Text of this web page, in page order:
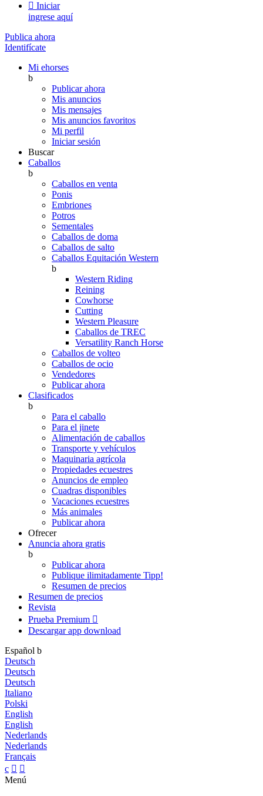
 Iniciar
ingrese aquí
Publica ahora
Identifícate
Mi ehorses
b
Publicar ahora
Mis anuncios
Mis mensajes
Mis anuncios favoritos
Mi perfil
Iniciar sesión
Buscar
Caballos
b
Caballos en venta
Ponis
Embriones
Potros
Sementales
Caballos de doma
Caballos de salto
Caballos Equitación Western
b
Western Riding
Reining
Cowhorse
Cutting
Western Pleasure
Caballos de TREC
Versatility Ranch Horse
Caballos de volteo
Caballos de ocio
Vendedores
Publicar ahora
Clasificados
b
Para el caballo
Para el jinete
Alimentación de caballos
Transporte y vehículos
Maquinaria agrícola
Propiedades ecuestres
Anuncios de empleo
Cuadras disponibles
Vacaciones ecuestres
Más animales
Publicar ahora
Ofrecer
Anuncia ahora gratis
b
Publicar ahora
Publique ilimitadamente Tipp!
Resumen de precios
Resumen de precios
Revista
Prueba Premium 
Descargar app download
Español b
Deutsch
Deutsch
Deutsch
Italiano
Polski
English
English
Nederlands
Nederlands
Français
c  
Menú